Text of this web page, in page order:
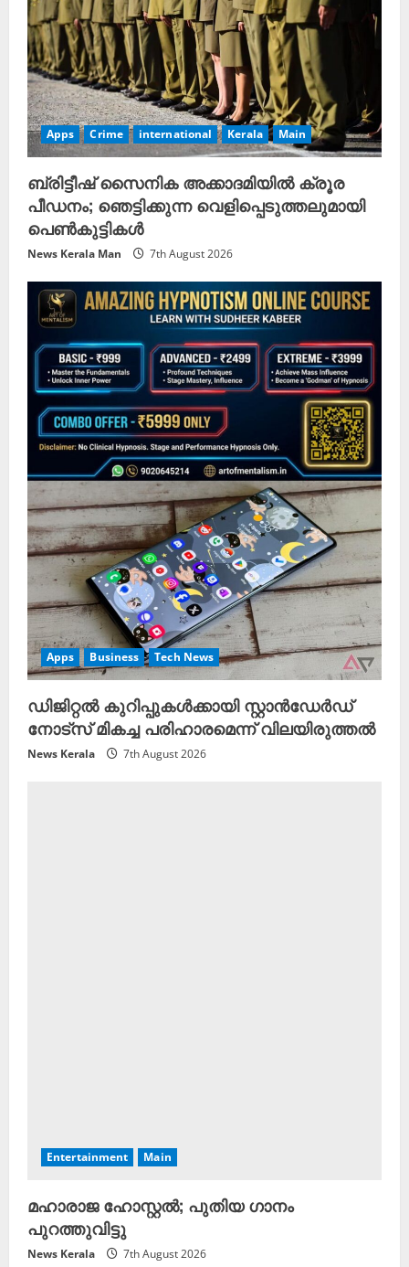
Apps Crime international Kerala Main
ബ്രിട്ടീഷ് സൈനിക അക്കാദമിയിൽ ക്രൂര
പീഡനം; ഞെട്ടിക്കുന്ന വെളിപ്പെടുത്തലുമായി
പെൺകുട്ടികൾ
News Kerala Man 7th August 2026
Apps Business Tech News
ഡിജിറ്റൽ കുറിപ്പുകൾക്കായി സ്റ്റാൻഡേർഡ്
നോട്സ് മികച്ച പരിഹാരമെന്ന് വിലയിരുത്തൽ
News Kerala 7th August 2026
Entertainment Main
മഹാരാജ ഹോസ്റ്റല്‍; പുതിയ ഗാനം
പുറത്തുവിട്ടു
News Kerala 7th August 2026